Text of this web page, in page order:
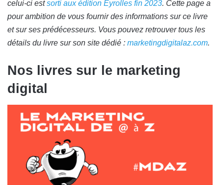
celui-ci estsorti aux édition Eyrolles fin 2023. Cette page a
pour ambition de vous fournir des informations sur ce livre
et sur ses prédécesseurs. Vous pouvez retrouver tous les
détails du livre sur son site dédié : marketingdigitalaz.com.
Nos livres sur le marketing
digital